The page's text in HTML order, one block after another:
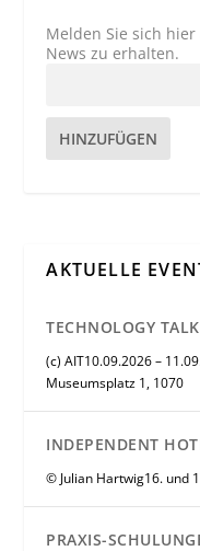
Melden Sie sich
News zu erhalten.
HINZUFÜGEN
AKTUELLE
TECHNOLOGY
(c) AIT10.09.2026 –
Museumsplatz 1, 1070
INDEPENDENT
© Julian Hartwig16. und
PRAXIS-